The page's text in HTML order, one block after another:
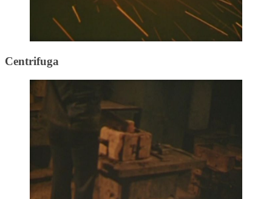
Centrifuga